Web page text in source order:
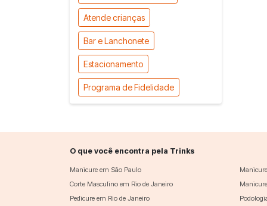
Atende crianças
Bar e Lanchonete
Estacionamento
Programa de Fidelidade
O que você encontra pela Trinks
Manicure em São Paulo
Corte Masculino em Rio de Janeiro
Pedicure em Rio de Janeiro